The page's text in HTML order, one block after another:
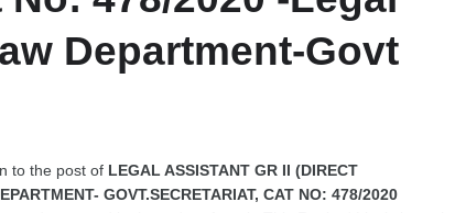
Department-Govt
to the post of LEGAL ASSISTANT GR II (DIRECT
GOVT.SECRETARIAT, CAT NO: 478/2020